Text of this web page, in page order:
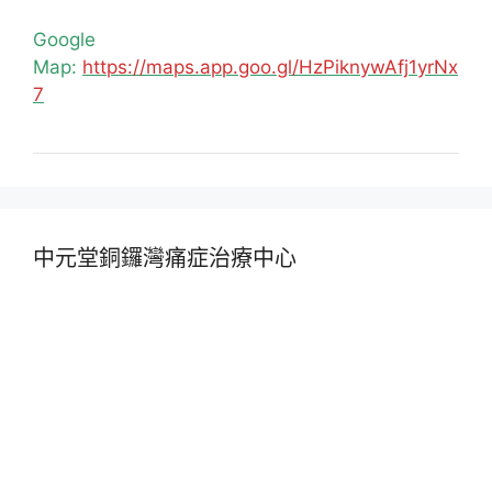
Google
Map: https://maps.app.goo.gl/HzPiknywAfj1yrNx
7
中元堂銅鑼灣痛症治療中心